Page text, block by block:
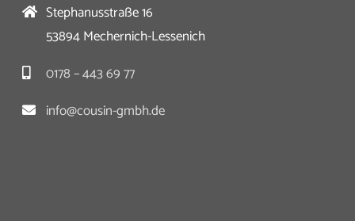
Stephanusstraße 16
53894 Mechernich-Lessenich
0178 – 443 69 77
info@cousin-gmbh.de